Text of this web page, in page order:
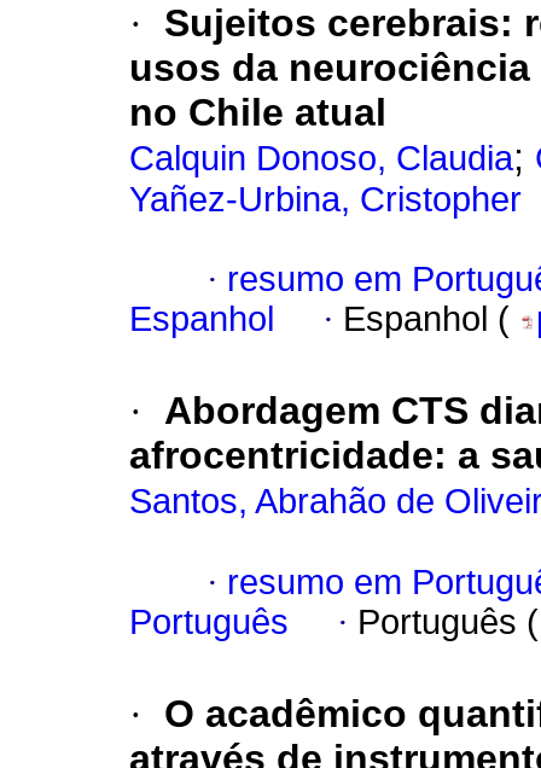
·
Sujeitos cerebrais:
usos da
no Chile atual
Calquin Donoso, Claudia;
Yañez-Urbina, Cristopher
· resumo em
Espanhol
· Espanhol (
·
Abordagem CTS
afrocentricidade: a
Santos, Abrahão de
· resumo em
Português
· Português
·
O acadêmico
através de